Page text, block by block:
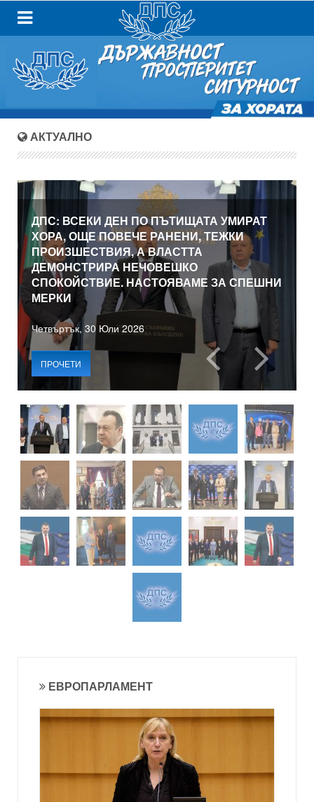
АКТУАЛНО
ДПС: ВСЕКИ ДЕН ПО ПЪТИЩАТА УМИРАТ
ХОРА, ОЩЕ ПОВЕЧЕ РАНЕНИ, ТЕЖКИ
ПРОИЗШЕСТВИЯ, А ВЛАСТТА
ДЕМОНСТРИРА НЕЧОВЕШКО
СПОКОЙСТВИЕ. НАСТОЯВАМЕ ЗА СПЕШНИ
МЕРКИ
Четвъртък, 30 Юли 2026
ПРОЧЕТИ
ЕВРОПАРЛАМЕНТ